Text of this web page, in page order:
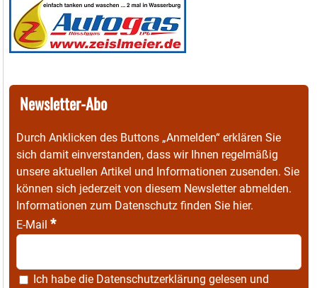
Newsletter-Abo
Durch Anklicken des Buttons „Anmelden“ erklären Sie
sich damit einverstanden, dass wir Ihnen regelmäßig
unsere aktuellen Artikel und Informationen zusenden. Sie
können sich jederzeit von diesem Newsletter abmelden.
Informationen zum Datenschutz finden Sie hier.
E-Mail *
Ich habe die Datenschutzerklärung gelesen und